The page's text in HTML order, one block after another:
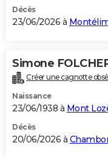
S'inscrire
Se connecter
Lycées
Collèges
Primaires
Universités
Entreprises
Service militaire
Avis de recherche
AVIS DE DÉCÈS
Bricolage
Lifestyle
Culture
Sport
Auto
Television
Voyage
Cinema
Décès
23/06/2026 à
Simone
Créer une cagnotte
Naissance
23/06/1938 à Mont
Décès
20/06/2026 à